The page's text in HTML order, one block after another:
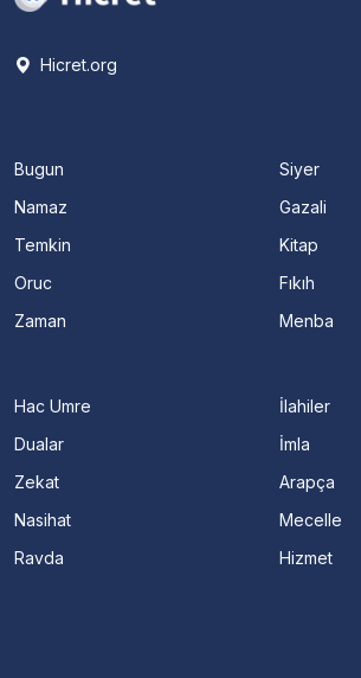
Hicret.org
Bugun
Namaz
Temkin
Oruc
Zaman
Siyer
Gazali
Kitap
Fıkıh
Menba
Hac Umre
Dualar
Zekat
Nasihat
Ravda
İlahiler
İmla
Arapça
Mecelle
Hizmet